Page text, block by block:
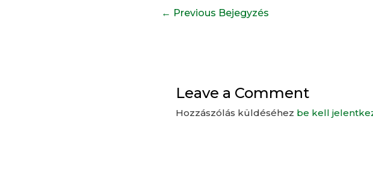
← Previous Bejegyzés
Leave a Comment
Hozzászólás küldéséhez be kell